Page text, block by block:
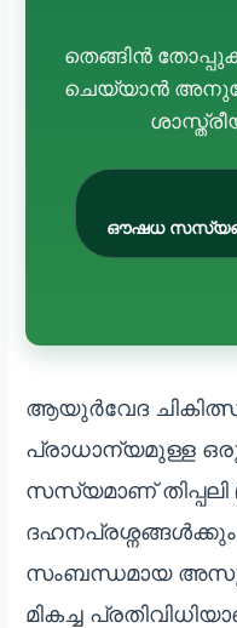
തെങ്ങിൻ
ചെയ്യാൻ
ഔഷധ സസ്യങ്ങൾ
ആയുർവേദ
പ്രാധാന്യമുള്ള
സസ്യമാണ് തിപ്പലി
സംബന്ധമായ
മികച്ച